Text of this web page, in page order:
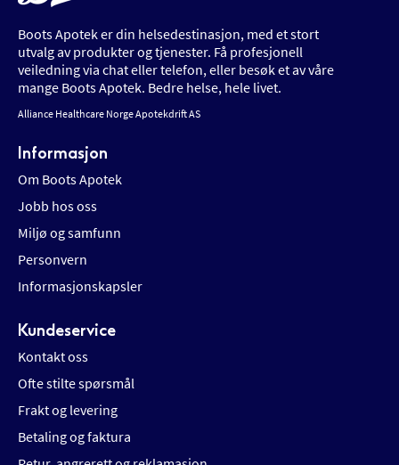
Boots Apotek er din helsedestinasjon, med et stort
utvalg av produkter og tjenester. Få profesjonell
veiledning via chat eller telefon, eller besøk et av våre
mange Boots Apotek. Bedre helse, hele livet.
Alliance Healthcare Norge Apotekdrift AS
Informasjon
Om Boots Apotek
Jobb hos oss
Miljø og samfunn
Personvern
Informasjonskapsler
Kundeservice
Kontakt oss
Ofte stilte spørsmål
Frakt og levering
Betaling og faktura